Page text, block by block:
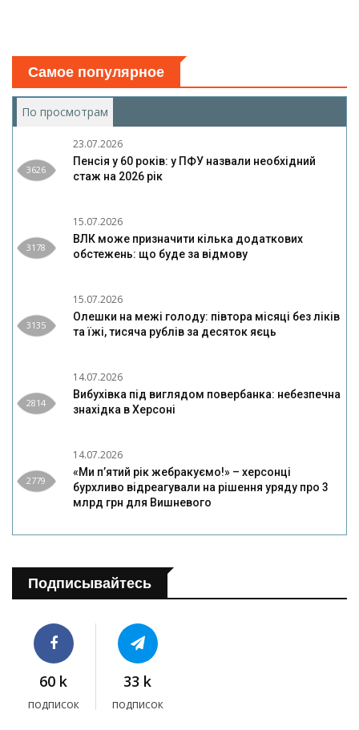
Самое популярное
По просмотрам
3626
23.07.2026
Пенсія у 60 років: у ПФУ назвали необхідний
стаж на 2026 рік
3178
15.07.2026
ВЛК може призначити кілька додаткових
обстежень: що буде за відмову
3135
15.07.2026
Олешки на межі голоду: півтора місяці без ліків
та їжі, тисяча рублів за десяток яєць
2814
14.07.2026
Вибухівка під виглядом повербанка: небезпечна
знахідка в Херсоні
2779
14.07.2026
«Ми п’ятий рік жебракуємо!» – херсонці
бурхливо відреагували на рішення уряду про 3
млрд грн для Вишневого
Подписывайтесь
60 k
подписок
33 k
подписок